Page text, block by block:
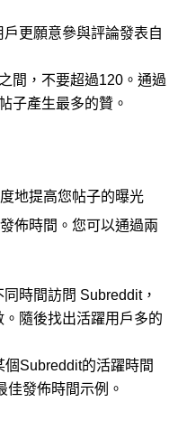
更願意參與評論發表自
間，不要超過120。通過
子產生最多的贊。
地提高您帖子的曝光
佈時間。您可以通過兩
時間訪問 Subreddit，
隨後找出活躍用戶多的
Subreddit的活躍時間
佳發佈時間示例。